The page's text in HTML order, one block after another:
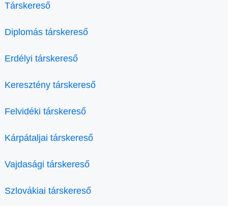
Társkereső
Diplomás társkereső
Erdélyi társkereső
Keresztény társkereső
Felvidéki társkereső
Kárpátaljai társkereső
Vajdasági társkereső
Szlovákiai társkereső